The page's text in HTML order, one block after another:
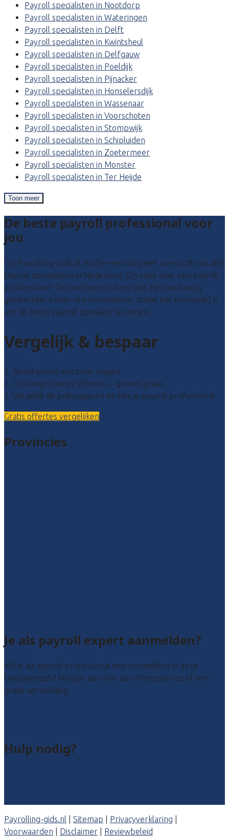
Payroll specialisten in Nootdorp
Payroll specialisten in Wateringen
Payroll specialisten in Delft
Payroll specialisten in Kwintsheul
Payroll specialisten in Delfgauw
Payroll specialisten in Poeldijk
Payroll specialisten in Pijnacker
Payroll specialisten in Honselersdijk
Payroll specialisten in Wassenaar
Payroll specialisten in Voorschoten
Payroll specialisten in Stompwijk
Payroll specialisten in Schipluiden
Payroll specialisten in Zoetermeer
Payroll specialisten in Monster
Payroll specialisten in Ter Heijde
Toon meer
De beste payroll professional voor
jou
Op Payrolling-Gids.nl vind je een compleet overzicht van alle
payroll specialisten in Nederland. Op zoek naar een payroll
profeesional? De bedrijven in deze gids zijn handmatig
geselecteerd door ons serviceteam, zodat het eenvoudig is
om de beste payroll specialist te vinden.
Vergelijk & bespaar
1. Beantwoord een paar vragen
2. Ontvang scherpe offertes – geheel gratis
3. Vergelijk de prijsopgaven en kies je payroll professional
Gratis offertes vergelijken
Provincies
Je als payroll expert aanmelden?
Wil je als payroll professional een vermelding in deze
bedrijvengids? Meld je aan voor de offerteservice of een
gratis vermelding.
Hulp nodig?
Payrolling-gids.nl Sitemap Privacyverklaring
Voorwaarden
Disclaimer Reviewbeleid